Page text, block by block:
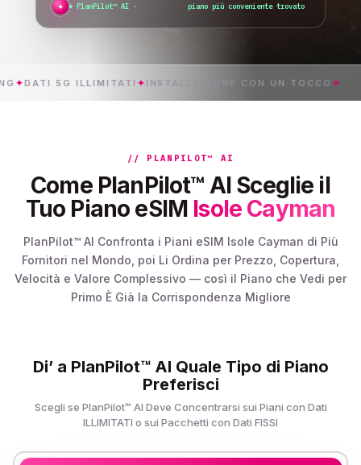
✦ PlanPilot™ AI · verifico l’attiv
5G ILLIMITATI✦INSTALLAZIONE CON UN TOCCO✦
// PLANPILOT™ AI
Come PlanPilot™ AI Sceglie il
Tuo Piano eSIM Isole Cayman
PlanPilot™ AI Confronta i Piani eSIM Isole Cayman di Più
Fornitori nel Mondo, poi Li Ordina per Prezzo, Copertura,
Velocità e Valore Complessivo — così il Piano che Vedi per
Primo È Già la Corrispondenza Migliore
Di’ a PlanPilot™ AI Quale Tipo di Piano
Preferisci
Scegli se PlanPilot™ AI Deve Concentrarsi sui Piani con Dati
ILLIMITATI o sui Pacchetti con Dati FISSI